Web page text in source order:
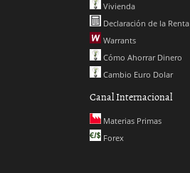
Vivienda
Declaración de la Renta
Warrants
Cómo Ahorrar Dinero
Cambio Euro Dolar
Canal Internacional
Materias Primas
Forex